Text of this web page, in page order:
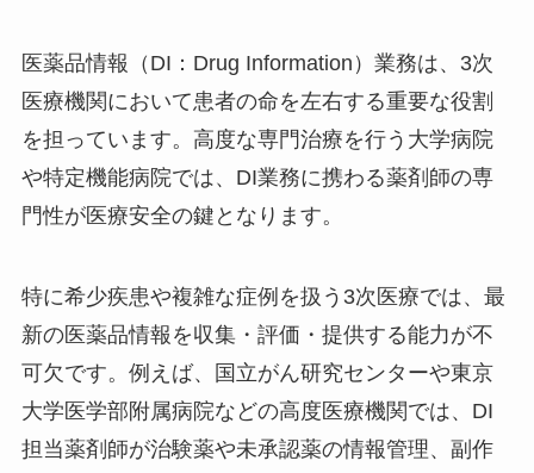
医薬品情報（DI：Drug Information）業務は、3次
医療機関において患者の命を左右する重要な役割
を担っています。高度な専門治療を行う大学病院
や特定機能病院では、DI業務に携わる薬剤師の専
門性が医療安全の鍵となります。
特に希少疾患や複雑な症例を扱う3次医療では、最
新の医薬品情報を収集・評価・提供する能力が不
可欠です。例えば、国立がん研究センターや東京
大学医学部附属病院などの高度医療機関では、DI
担当薬剤師が治験薬や未承認薬の情報管理、副作